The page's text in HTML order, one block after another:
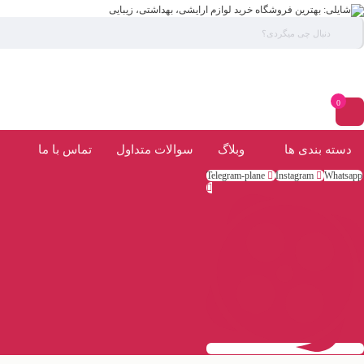
0
دسته بندی ها وبلاگ سوالات متداول تماس با ما
Telegram-plane Instagram Whatsapp